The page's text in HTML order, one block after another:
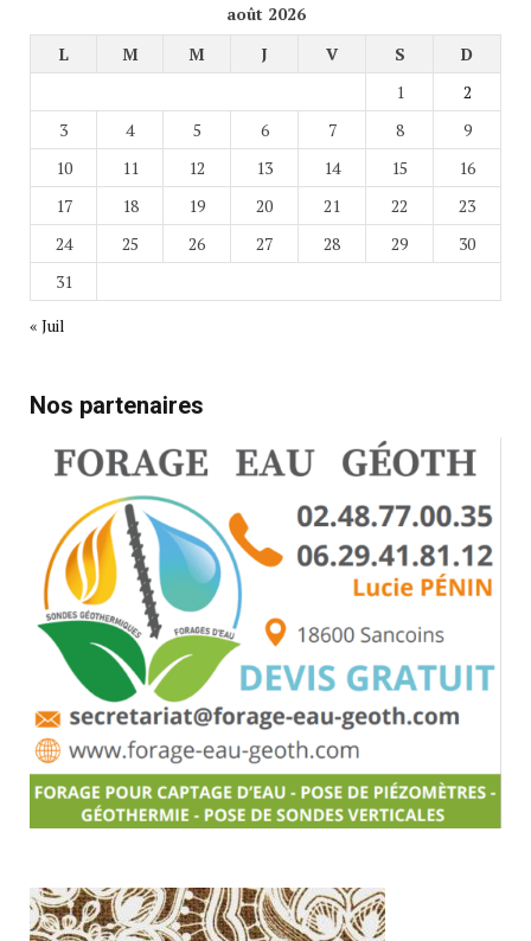
août 2026
L
M M J V S
D
1
2
3
4 5 6 7 8
9
10
11 12 13 14 15
16
17
18 19 20 21 22
23
24
25 26 27 28 29
30
31
« Juil
Nos partenaires